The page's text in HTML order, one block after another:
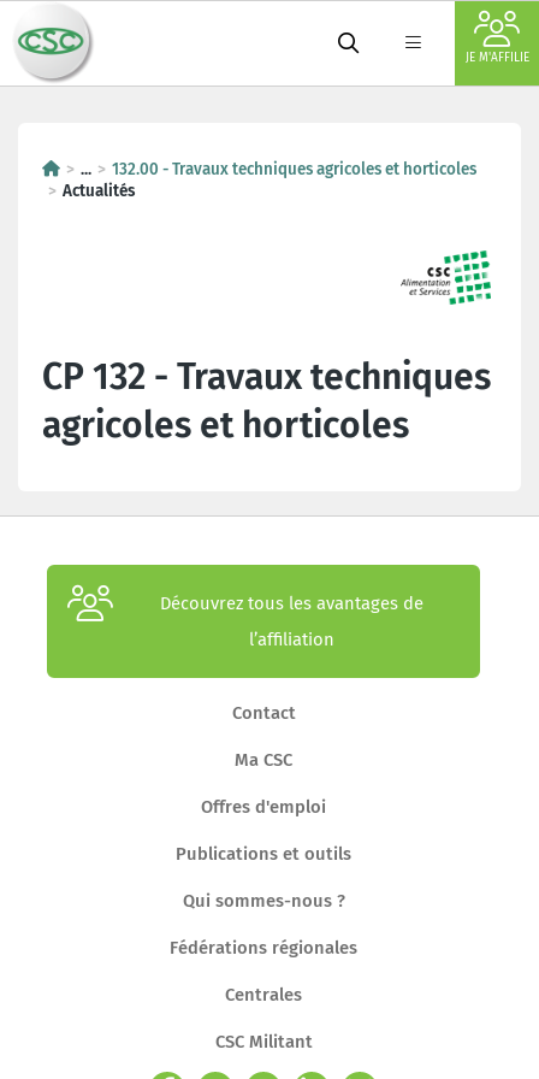
JE M'AFFILIE
...
132.00 - Travaux techniques agricoles et horticoles
Actualités
CP 132 - Travaux techniques
agricoles et horticoles
Découvrez tous les avantages de
l’affiliation
Contact
Ma CSC
Offres d'emploi
Publications et outils
Qui sommes-nous ?
Fédérations régionales
Centrales
CSC Militant